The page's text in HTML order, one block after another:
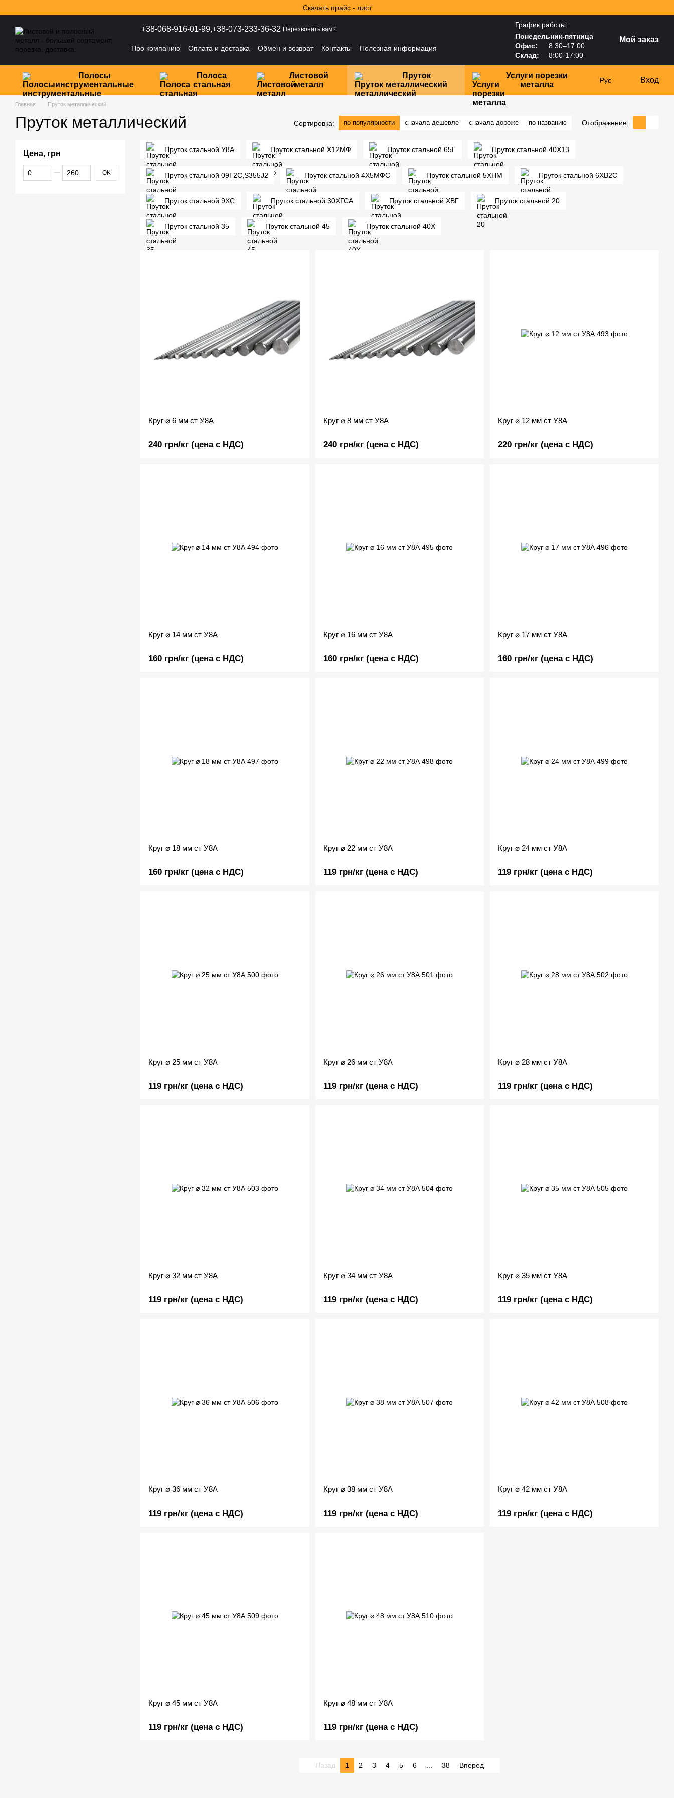
Скачать прайс - лист
+38-068-916-01-99,+38-073-233-36-32 Перезвонить вам?
Про компанию Оплата и доставка Обмен и возврат Контакты
Полезная информация
График работы:
Понедельник-пятница
Офис:
8:30–17:00
Склад:
8:00-17:00
Мой заказ
Полосы
инструментальные
Полоса
стальная
Листовой
металл
Пруток
металлический
Услуги порезки
металла
Рус Вход
Главная Пруток металлический
Пруток металлический Сортировка: по популярности сначала дешевле сначала дороже по названию Отображение:
Пруток стальной У8А Пруток стальной Х12МФ Пруток стальной 65Г Пруток стальной 40Х13
Пруток стальной 09Г2С,S355J2 Пруток стальной 4Х5МФС Пруток стальной 5ХНМ Пруток стальной 6ХВ2С
Пруток стальной 9ХС Пруток стальной 30ХГСА Пруток стальной ХВГ Пруток стальной 20
Пруток стальной 35 Пруток стальной 45 Пруток стальной 40Х
Круг ⌀ 6 мм ст У8А
240 грн/кг (цена с НДС)
Круг ⌀ 8 мм ст У8А
240 грн/кг (цена с НДС)
Круг ⌀ 12 мм ст У8А
220 грн/кг (цена с НДС)
Круг ⌀ 14 мм ст У8А
160 грн/кг (цена с НДС)
Круг ⌀ 16 мм ст У8А
160 грн/кг (цена с НДС)
Круг ⌀ 17 мм ст У8А
160 грн/кг (цена с НДС)
Круг ⌀ 18 мм ст У8А
160 грн/кг (цена с НДС)
Круг ⌀ 22 мм ст У8А
119 грн/кг (цена с НДС)
Круг ⌀ 24 мм ст У8А
119 грн/кг (цена с НДС)
Круг ⌀ 25 мм ст У8А
119 грн/кг (цена с НДС)
Круг ⌀ 26 мм ст У8А
119 грн/кг (цена с НДС)
Круг ⌀ 28 мм ст У8А
119 грн/кг (цена с НДС)
Круг ⌀ 32 мм ст У8А
119 грн/кг (цена с НДС)
Круг ⌀ 34 мм ст У8А
119 грн/кг (цена с НДС)
Круг ⌀ 35 мм ст У8А
119 грн/кг (цена с НДС)
Круг ⌀ 36 мм ст У8А
119 грн/кг (цена с НДС)
Круг ⌀ 38 мм ст У8А
119 грн/кг (цена с НДС)
Круг ⌀ 42 мм ст У8А
119 грн/кг (цена с НДС)
Круг ⌀ 45 мм ст У8А
119 грн/кг (цена с НДС)
Круг ⌀ 48 мм ст У8А
119 грн/кг (цена с НДС)
Назад 1 2 3 4 5 6 38 Вперед
Цена, грн
От Цена, грн
До Цена, грн OK